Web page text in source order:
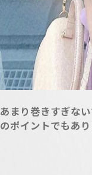
あまり巻きすぎな
のポイントでもあ